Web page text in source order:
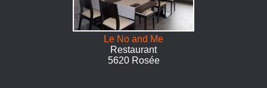
Le No and Me
Restaurant
5620 Rosée